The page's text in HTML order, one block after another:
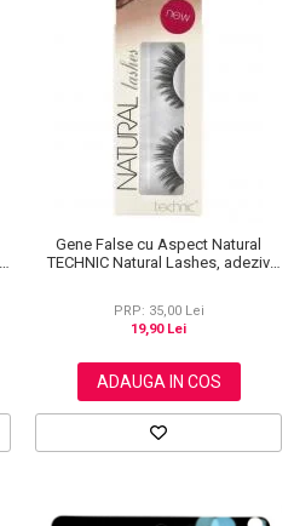
Gene False cu Aspect Natural
TECHNIC Natural Lashes, adeziv
PRP: 35,00 Lei
19,90 Lei
ADAUGA IN COS